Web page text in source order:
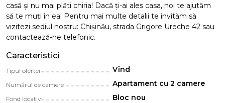
casă și nu mai plăti chiria! Dacă ți-ai ales casa, noi te ajutăm
să te muți în ea! Pentru mai multe detalii te invităm să
vizitezi sediul nostru: Chișinău, strada Grigore Ureche 42 sau
contactează-ne telefonic.
Caracteristici
Tipul ofertei Vînd
Numărul de camere Apartament cu 2 camere
Fond locativ Bloc nou